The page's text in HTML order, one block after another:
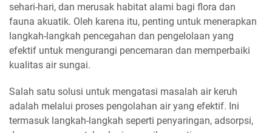
sehari-hari, dan merusak habitat alami bagi flora dan
fauna akuatik. Oleh karena itu, penting untuk menerapkan
langkah-langkah pencegahan dan pengelolaan yang
efektif untuk mengurangi pencemaran dan memperbaiki
kualitas air sungai.
Salah satu solusi untuk mengatasi masalah air keruh
adalah melalui proses pengolahan air yang efektif. Ini
termasuk langkah-langkah seperti penyaringan, adsorpsi,